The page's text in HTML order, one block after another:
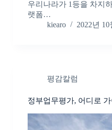
우리나라가 1등을 차지
랫폼…
kiearo
2022년 10
평감칼럼
정부업무평가, 어디로